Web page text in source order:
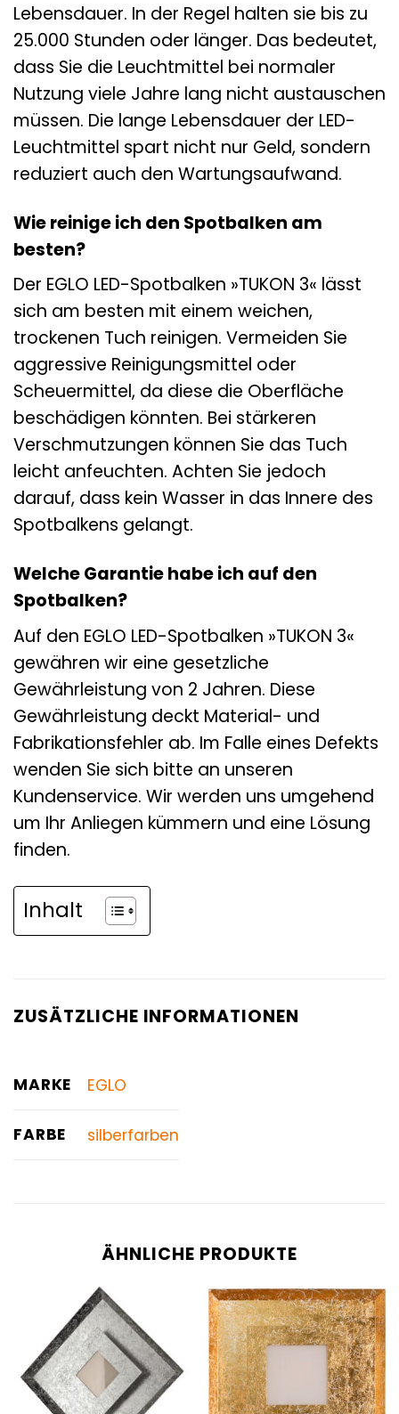
Lebensdauer. In der Regel halten sie bis zu
25.000 Stunden oder länger. Das bedeutet,
dass Sie die Leuchtmittel bei normaler
Nutzung viele Jahre lang nicht austauschen
müssen. Die lange Lebensdauer der LED-
Leuchtmittel spart nicht nur Geld, sondern
reduziert auch den Wartungsaufwand.
Wie reinige ich den Spotbalken am
besten?
Der EGLO LED-Spotbalken »TUKON 3« lässt
sich am besten mit einem weichen,
trockenen Tuch reinigen. Vermeiden Sie
aggressive Reinigungsmittel oder
Scheuermittel, da diese die Oberfläche
beschädigen könnten. Bei stärkeren
Verschmutzungen können Sie das Tuch
leicht anfeuchten. Achten Sie jedoch
darauf, dass kein Wasser in das Innere des
Spotbalkens gelangt.
Welche Garantie habe ich auf den
Spotbalken?
Auf den EGLO LED-Spotbalken »TUKON 3«
gewähren wir eine gesetzliche
Gewährleistung von 2 Jahren. Diese
Gewährleistung deckt Material- und
Fabrikationsfehler ab. Im Falle eines Defekts
wenden Sie sich bitte an unseren
Kundenservice. Wir werden uns umgehend
um Ihr Anliegen kümmern und eine Lösung
finden.
Inhalt
ZUSÄTZLICHE INFORMATIONEN
MARKE EGLO
FARBE silberfarben
ÄHNLICHE PRODUKTE